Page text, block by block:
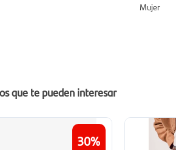
Mujer
que te pueden interesar
30